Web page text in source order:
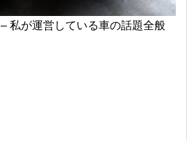
– 私が運営している車の話題全般